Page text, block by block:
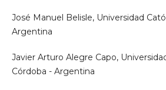
José Manuel Belisle, Universidad
Argentina
Javier Arturo Alegre Capo,
Córdoba - Argentina